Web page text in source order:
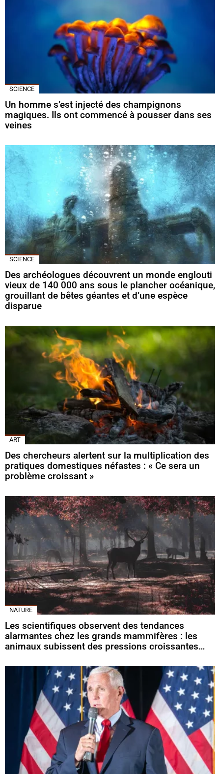
SCIENCE
Un homme s’est injecté des champignons
magiques. Ils ont commencé à pousser dans ses
veines
SCIENCE
Des archéologues découvrent un monde englouti
vieux de 140 000 ans sous le plancher océanique,
grouillant de bêtes géantes et d’une espèce
disparue
ART
Des chercheurs alertent sur la multiplication des
pratiques domestiques néfastes : « Ce sera un
problème croissant »
NATURE
Les scientifiques observent des tendances
alarmantes chez les grands mammifères : les
animaux subissent des pressions croissantes…